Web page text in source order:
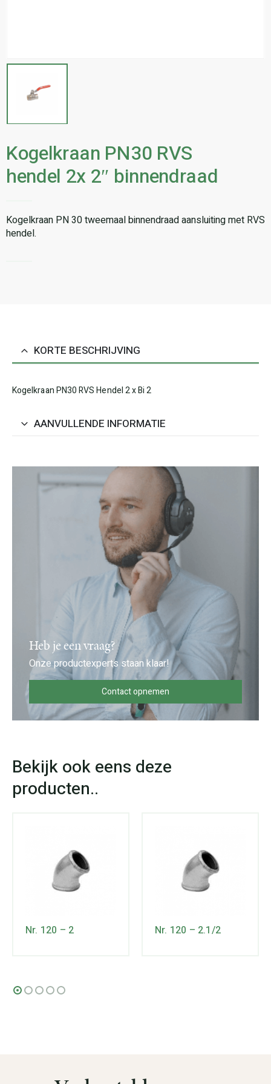
Kogelkraan PN30 RVS
hendel 2x 2″ binnendraad
Kogelkraan PN 30 tweemaal binnendraad aansluiting met RVS
hendel.
KORTE BESCHRIJVING
Kogelkraan PN30 RVS Hendel 2 x Bi 2
AANVULLENDE INFORMATIE
Heb je een vraag?
Onze productexperts staan klaar!
Contact opnemen
Nr. 120 – 2 Nr. 120 – 2.1/2